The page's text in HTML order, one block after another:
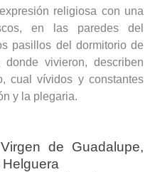
religiosa con una
en las paredes del
pasillos del dormitorio de
vivieron, describen
cual vívidos y constantes
y la plegaria.
de Guadalupe,